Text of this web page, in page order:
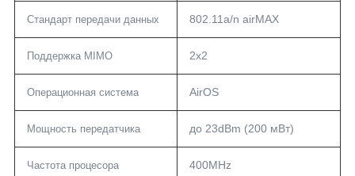
Стандарт передачи данных 802.11a/n airMAX
Поддержка MIMO 2x2
Операционная система AirOS
Мощность передатчика до 23dBm (200 мВт)
Частота процесора 400MHz